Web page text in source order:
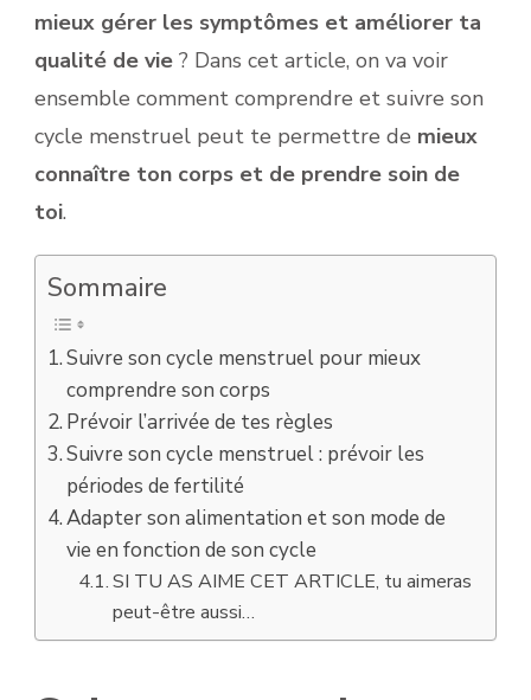
mieux gérer les symptômes et améliorer ta
qualité de vie ? Dans cet article, on va voir
ensemble comment comprendre et suivre son
cycle menstruel peut te permettre de mieux
connaître ton corps et de prendre soin de
toi.
Sommaire
Suivre son cycle menstruel pour mieux
comprendre son corps
Prévoir l’arrivée de tes règles
Suivre son cycle menstruel : prévoir les
périodes de fertilité
Adapter son alimentation et son mode de
vie en fonction de son cycle
SI TU AS AIME CET ARTICLE, tu aimeras
peut-être aussi…